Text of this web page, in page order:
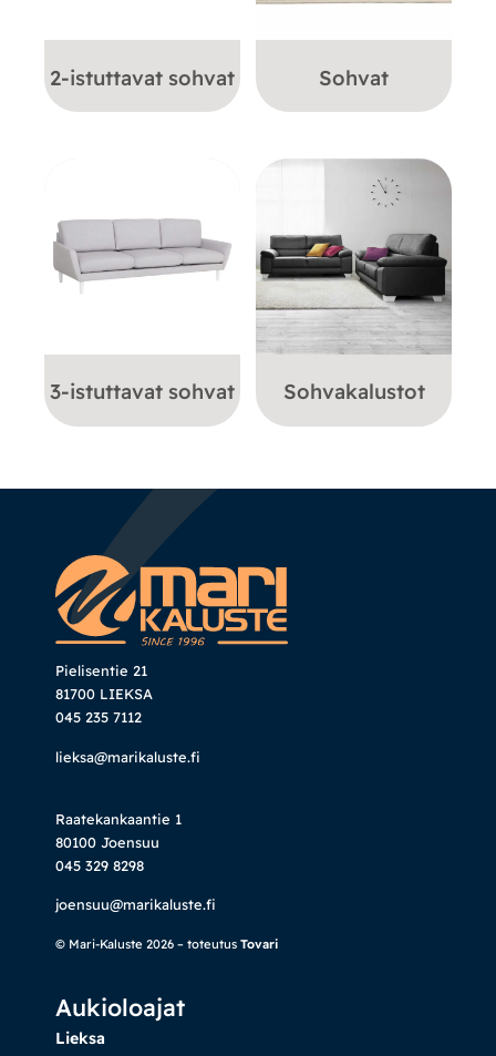
2-istuttavat sohvat Sohvat
3-istuttavat sohvat Sohvakalustot
Pielisentie 21
81700 LIEKSA
045 235 7112
lieksa@marikaluste.fi
Raatekankaantie 1
80100 Joensuu
045 329 8298
joensuu@marikaluste.fi
© Mari-Kaluste 2026 – toteutus Tovari
Aukioloajat
Lieksa